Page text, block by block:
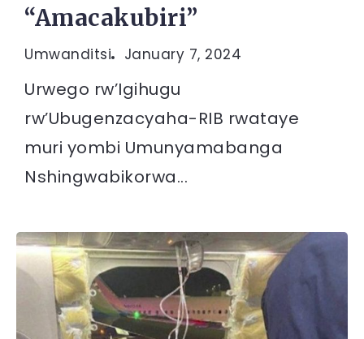
“Amacakubiri”
Umwanditsi January 7, 2024
Urwego rw’Igihugu
rw’Ubugenzacyaha-RIB rwataye
muri yombi Umunyamabanga
Nshingwabikorwa...